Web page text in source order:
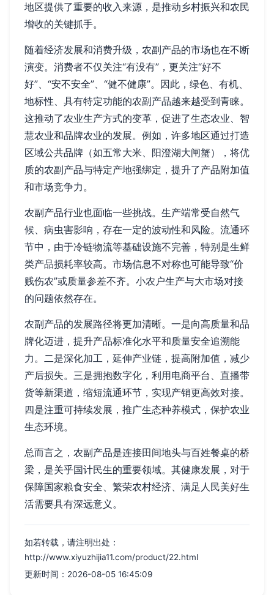
地区提供了重要的收入来源，是推动乡村振兴和农民
增收的关键抓手。
随着经济发展和消费升级，农副产品的市场也在不断
演变。消费者不仅关注“有没有”，更关注“好不
好”、“安不安全”、“健不健康”。因此，绿色、有机、
地标性、具有特定功能的农副产品越来越受到青睐。
这推动了农业生产方式的变革，促进了生态农业、智
慧农业和品牌农业的发展。例如，许多地区通过打造
区域公共品牌（如五常大米、阳澄湖大闸蟹），将优
质的农副产品与特定产地强绑定，提升了产品附加值
和市场竞争力。
农副产品行业也面临一些挑战。生产端常受自然气
候、病虫害影响，存在一定的波动性和风险。流通环
节中，由于冷链物流等基础设施不完善，特别是生鲜
类产品损耗率较高。市场信息不对称也可能导致“价
贱伤农”或质量参差不齐。小农户生产与大市场对接
的问题依然存在。
农副产品的发展路径将更加清晰。一是向高质量和品
牌化迈进，提升产品标准化水平和质量安全追溯能
力。二是深化加工，延伸产业链，提高附加值，减少
产后损失。三是拥抱数字化，利用电商平台、直播带
货等新渠道，缩短流通环节，实现产销更高效对接。
四是注重可持续发展，推广生态种养模式，保护农业
生态环境。
总而言之，农副产品是连接田间地头与百姓餐桌的桥
梁，是关乎国计民生的重要领域。其健康发展，对于
保障国家粮食安全、繁荣农村经济、满足人民美好生
活需要具有深远意义。
如若转载，请注明出处：
http://www.xiyuzhijia11.com/product/22.html
更新时间：2026-08-05 16:45:09